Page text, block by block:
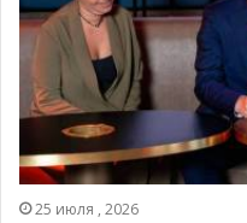
25 июля , 2026